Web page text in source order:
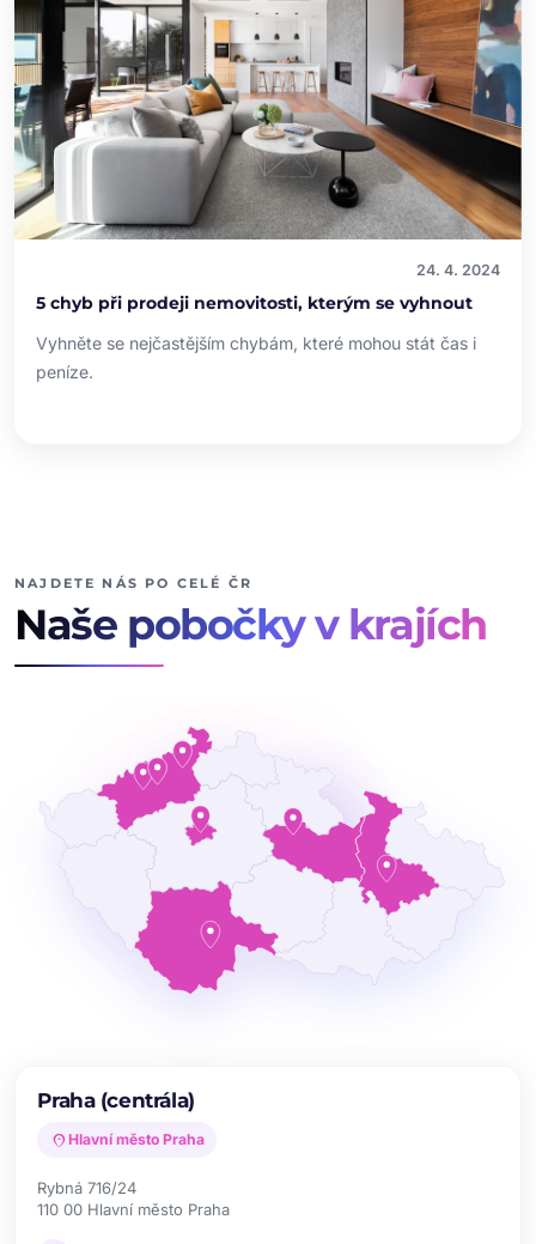
24. 4. 2024
5 chyb při prodeji nemovitosti, kterým se vyhnout
Vyhněte se nejčastějším chybám, které mohou stát čas i
peníze.
NAJDETE NÁS PO CELÉ ČR
Naše pobočky v krajích
Praha (centrála)
location_on Hlavní město Praha
Rybná 716/24
110 00 Hlavní město Praha